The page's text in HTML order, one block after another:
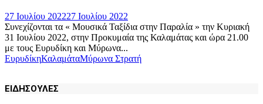
27 Ιουλίου 202227 Ιουλίου 2022
Συνεχίζονται τα « Μουσικά Ταξίδια στην Παραλία » την Κυριακή
31 Ιουλίου 2022, στην Προκυμαία της Καλαμάτας και ώρα 21.00
με τους Ευρυδίκη και Μύρωνα...
ΕυρυδίκηΚαλαμάταΜύρωνα Στρατή
ΕΙΔΗΣΟΥΛΕΣ